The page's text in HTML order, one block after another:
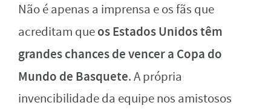
Não é apenas a imprensa e os fãs que
acreditam queos Estados Unidos têm
grandes chances de vencer a Copa do
Mundo de Basquete. A própria
invencibilidade da equipe nos amistosos